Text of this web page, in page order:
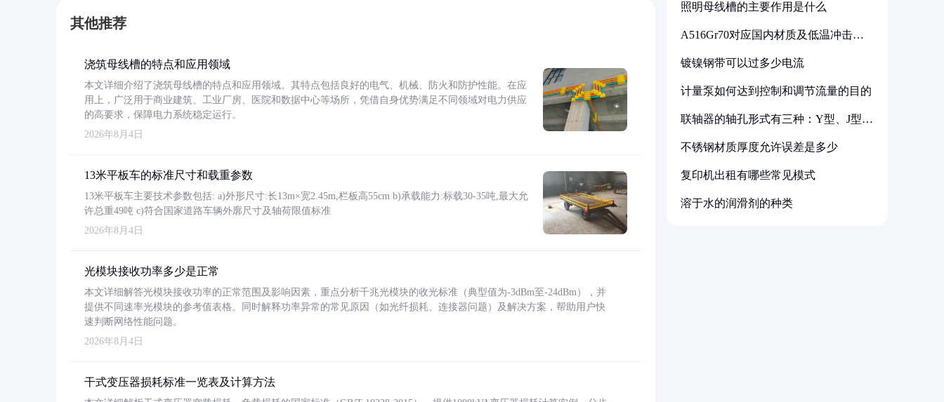
其他推荐
浇筑母线槽的特点和应用领域
本文详细介绍了浇筑母线槽的特点和应用领域。其特点包括良好的电气、机械、防火和防护性能。在应
用上，广泛用于商业建筑、工业厂房、医院和数据中心等场所，凭借自身优势满足不同领域对电力供应
的高要求，保障电力系统稳定运行。
2026年8月4日
13米平板车的标准尺寸和载重参数
13米平板车主要技术参数包括: a)外形尺寸:长13m×宽2.45m,栏板高55cm b)承载能力:标载30-35吨,最大允
许总重49吨 c)符合国家道路车辆外廓尺寸及轴荷限值标准
2026年8月4日
光模块接收功率多少是正常
本文详细解答光模块接收功率的正常范围及影响因素，重点分析千兆光模块的收光标准（典型值为-3dBm至-24dBm），并
提供不同速率光模块的参考值表格。同时解释功率异常的常见原因（如光纤损耗、连接器问题）及解决方案，帮助用户快
速判断网络性能问题。
2026年8月4日
干式变压器损耗标准一览表及计算方法
照明母线槽的主要作用是什么
A516Gr70对应国内材质及低温冲击要
镀镍钢带可以过多少电流
计量泵如何达到控制和调节流量的目的
联轴器的轴孔形式有三种：Y型、J型、
不锈钢材质厚度允许误差是多少
复印机出租有哪些常见模式
溶于水的润滑剂的种类